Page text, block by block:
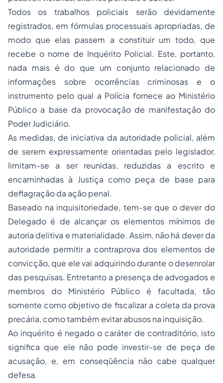
Todos os trabalhos policiais serão devidamente
registrados, em fórmulas processuais apropriadas, de
modo que elas passem a constituir um todo, que
recebe o nome de Inquérito Policial. Este, portanto,
nada mais é do que um conjunto relacionado de
informações sobre ocorrências criminosas e o
instrumento pelo qual a Polícia fornece ao Ministério
Público a base da provocação de manifestação do
Poder Judiciário.
As medidas, de iniciativa da autoridade policial, além
de serem expressamente orientadas pelo legislador,
limitam-se a ser reunidas, reduzidas a escrito e
encaminhadas à Justiça como peça de base para
deflagração da ação penal.
Baseado na inquisitoriedade, tem-se que o dever do
Delegado é de alcançar os elementos mínimos de
autoria delitiva e materialidade. Assim, não há dever da
autoridade permitir a contraprova dos elementos de
convicção, que ele vai adquirindo durante o desenrolar
das pesquisas. Entretanto a presença de advogados e
membros do Ministério Público é facultada, tão
somente como objetivo de fiscalizar a coleta da prova
precária, como também evitar abusos na inquisição.
Ao inquérito é negado o caráter de contraditório, isto
significa que ele não pode investir-se de peça de
acusação, e, em conseqüência não cabe qualquer
defesa.